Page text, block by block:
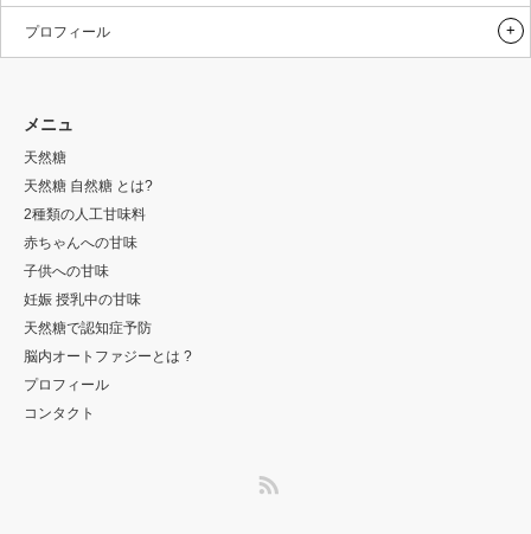
プロフィール
メニュ
天然糖
天然糖 自然糖 とは?
2種類の人工甘味料
赤ちゃんへの甘味
子供への甘味
妊娠 授乳中の甘味
天然糖で認知症予防
脳内オートファジーとは ?
プロフィール
コンタクト